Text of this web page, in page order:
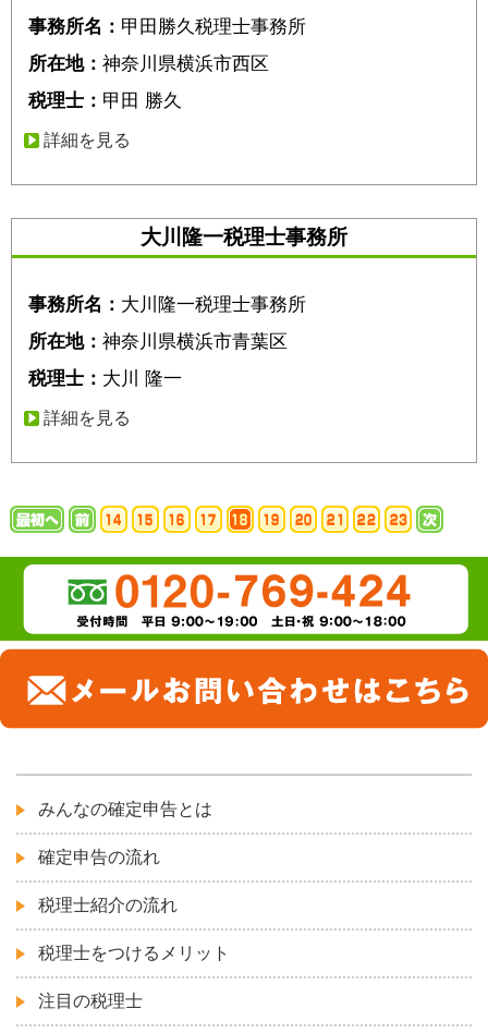
事務所名： 甲田勝久税理士事務所
所在地： 神奈川県横浜市西区
税理士： 甲田 勝久
詳細を見る
大川隆一税理士事務所
事務所名： 大川隆一税理士事務所
所在地： 神奈川県横浜市青葉区
税理士： 大川 隆一
詳細を見る
みんなの確定申告とは
確定申告の流れ
税理士紹介の流れ
税理士をつけるメリット
注目の税理士